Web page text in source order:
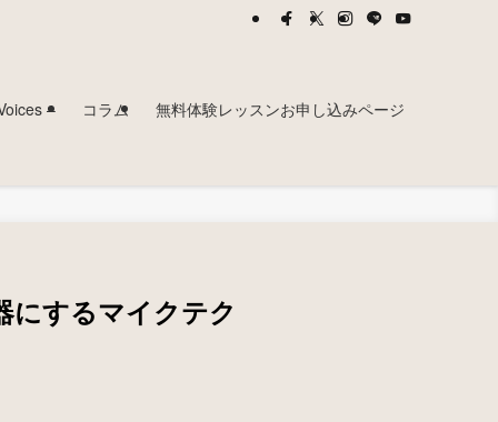
– コラム 無料体験レッスンお申し込みページ
にするマイクテク